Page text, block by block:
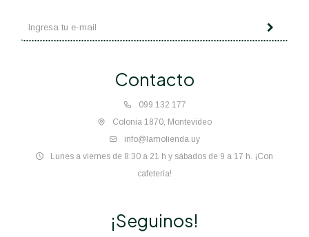
Contacto
099 132 177
Colonia 1870, Montevideo
info@lamolienda.uy
Lunes a viernes de 8:30 a 21 h y sábados de 9 a 17 h. ¡Con
cafetería!
¡Seguinos!